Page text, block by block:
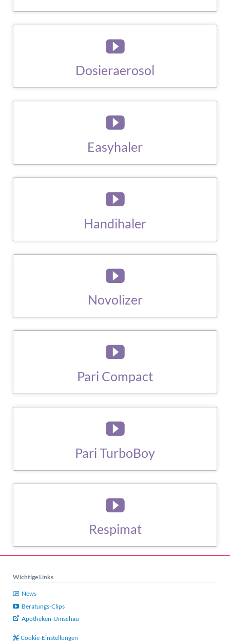
ZUM BERATUNGS-CLIP
ZUM BERATUNGS-CLIP
ZUM BERATUNGS-CLIP
ZUM BERATUNGS-CLIP
ZUM BERATUNGS-CLIP
ZUM BERATUNGS-CLIP
ZUM BERATUNGS-CLIP
Wichtige Links
News
Beratungs-Clips
Apotheken-Umschau
Cookie-Einstellungen